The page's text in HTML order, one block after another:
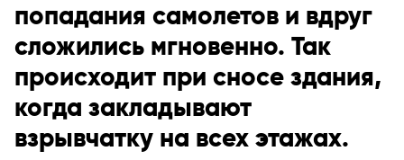
попадания самолетов и вдруг
сложились мгновенно. Так
происходит при сносе здания,
когда закладывают
взрывчатку на всех этажах.